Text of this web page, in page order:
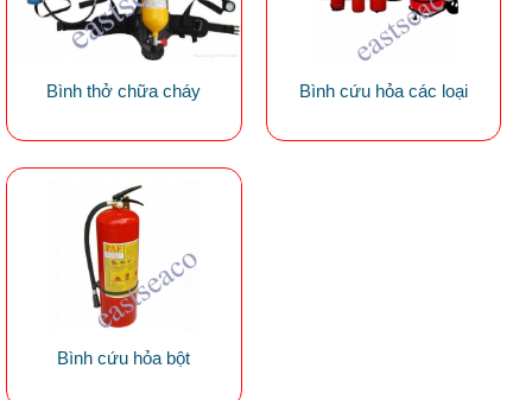
Bình thở chữa cháy Bình cứu hỏa các loại
Bình cứu hỏa bột